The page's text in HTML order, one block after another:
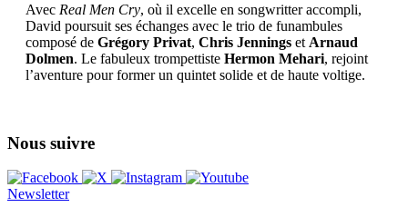
Avec Real Men Cry, où il excelle en songwritter accompli,
David poursuit ses échanges avec le trio de funambules
composé de Grégory Privat, Chris Jennings et Arnaud
Dolmen. Le fabuleux trompettiste Hermon Mehari, rejoint
l’aventure pour former un quintet solide et de haute voltige.
Nous suivre
Newsletter